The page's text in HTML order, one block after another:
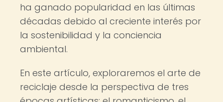
ha ganado popularidad en las últimas
décadas debido al creciente interés por
la sostenibilidad y la conciencia
ambiental.
En este artículo, exploraremos el arte de
reciclaje desde la perspectiva de tres